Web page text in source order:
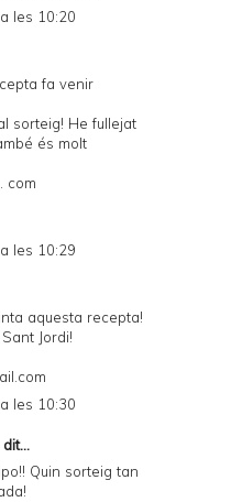
les 10:20
fa venir
sorteig! He fullejat
és molt
com
les 10:29
aquesta recepta!
Jordi!
les 10:30
dit...
Quin sorteig tan